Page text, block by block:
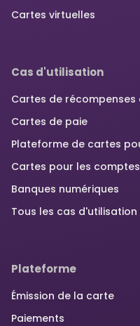
Cartes virtuelles
Cas d'utilisation
Cartes de
Cartes de paie
Plateforme de cartes
Cartes pour les
Banques numériques
Tous les cas
Plateforme
Émission de la carte
Paiements